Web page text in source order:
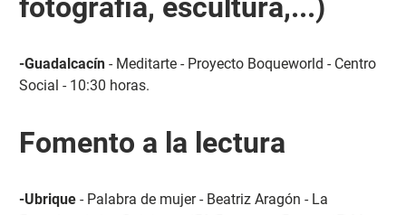
fotografía, escultura,...)
-Guadalcacín- Meditarte - Proyecto Boqueworld - Centro
Social - 10:30 horas.
Fomento a la lectura
-Ubrique- Palabra de mujer - Beatriz Aragón - La